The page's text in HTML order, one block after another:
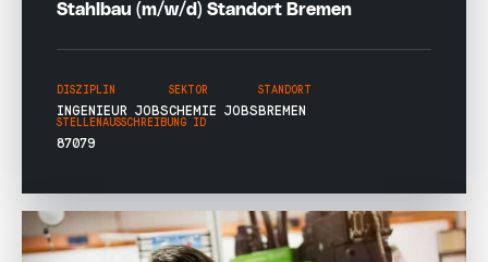
Stahlbau (m/w/d) Standort Bremen
DISZIPLIN
INGENIEUR JOBS
SEKTOR
CHEMIE JOBS
STANDORT
BREMEN
STELLENAUSSCHREIBUNG ID
87079